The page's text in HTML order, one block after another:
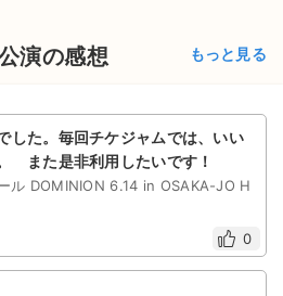
演の感想 もっと見る
した。毎回チケジャムでは、いい
また是非利用したいです！
ル DOMINION 6.14 in OSAKA-JO H
0